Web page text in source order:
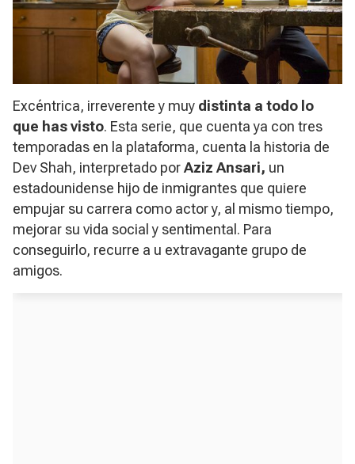
Excéntrica, irreverente y muy distinta a todo lo
que has visto. Esta serie, que cuenta ya con tres
temporadas en la plataforma, cuenta la historia de
Dev Shah, interpretado porAziz Ansari, un
estadounidense hijo de inmigrantes que quiere
empujar su carrera como actor y, al mismo tiempo,
mejorar su vida social y sentimental. Para
conseguirlo, recurre a u extravagante grupo de
amigos.